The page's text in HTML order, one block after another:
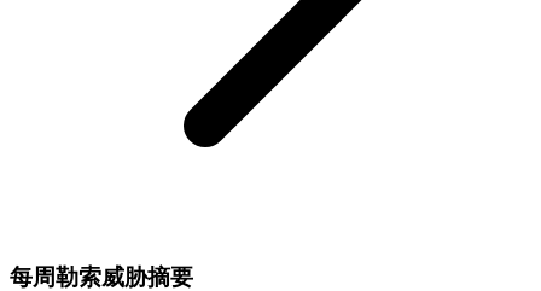
每周勒索威胁摘要